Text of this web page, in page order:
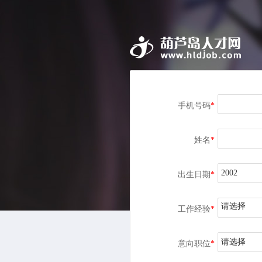
手机号码*
姓名*
出生日期*
工作经验* 请选择
意向职位* 请选择